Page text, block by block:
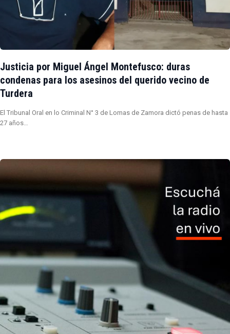
Justicia por Miguel Ángel Montefusco: duras
condenas para los asesinos del querido vecino de
Turdera
El Tribunal Oral en lo Criminal N° 3 de Lomas de Zamora dictó penas de hasta
27 años…